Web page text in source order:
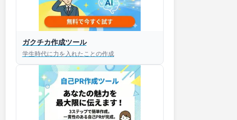
ガクチカ作成ツール
学生時代に力を入れたことの作成